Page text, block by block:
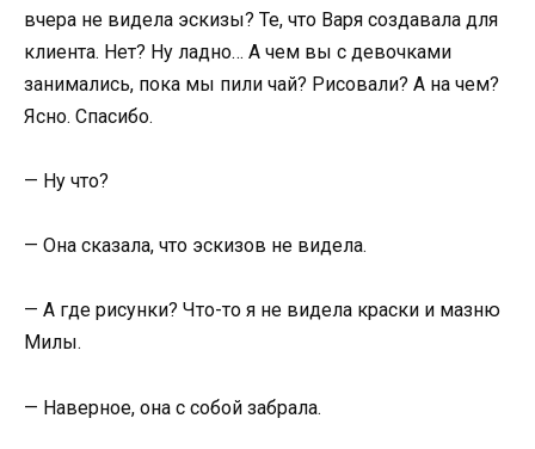
вчера не видела эскизы? Те, что Варя создавала для
клиента. Нет? Ну ладно… А чем вы с девочками
занимались, пока мы пили чай? Рисовали? А на чем?
Ясно. Спасибо.
— Ну что?
— Она сказала, что эскизов не видела.
— А где рисунки? Что-то я не видела краски и мазню
Милы.
— Наверное, она с собой забрала.